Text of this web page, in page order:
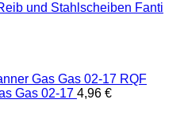
und Stahlscheiben Fanti
RQF
Gas 02-17 4,96 €